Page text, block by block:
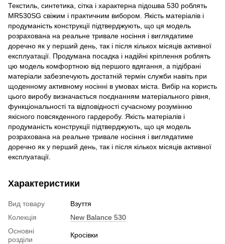
Текстиль, синтетика, сітка і характерна підошва 530 роблять
MR530SG свіжим і практичним вибором. Якість матеріалів і
продуманість конструкції підтверджують, що ця модель
розрахована на реальне тривале носіння і виглядатиме
доречно як у перший день, так і після кількох місяців активної
експлуатації. Продумана посадка і надійні кріплення роблять
цю модель комфортною від першого вдягання, а підібрані
матеріали забезпечують достатній термін служби навіть при
щоденному активному носінні в умовах міста. Вибір на користь
цього виробу визначається поєднанням матеріального рівня,
функціональності та відповідності сучасному розумінню
якісного повсякденного гардеробу. Якість матеріалів і
продуманість конструкції підтверджують, що ця модель
розрахована на реальне тривале носіння і виглядатиме
доречно як у перший день, так і після кількох місяців активної
експлуатації.
Характеристики
Вид товару
Взуття
Колекція
New Balance 530
Основні
розділи
Кросівки